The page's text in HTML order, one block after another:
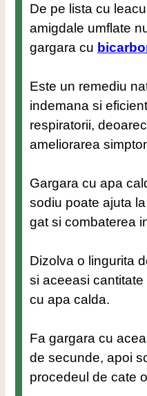
De pe lista cu
amigdale umflate
gargara cu
Este un remediu
indemana si
respiratorii,
ameliorarea
Gargara cu apa
sodiu poate ajuta
gat si combaterea
Dizolva o lingurita
si aceeasi
cu apa calda.
Fa gargara cu
de secunde, apoi
procedeul de cate